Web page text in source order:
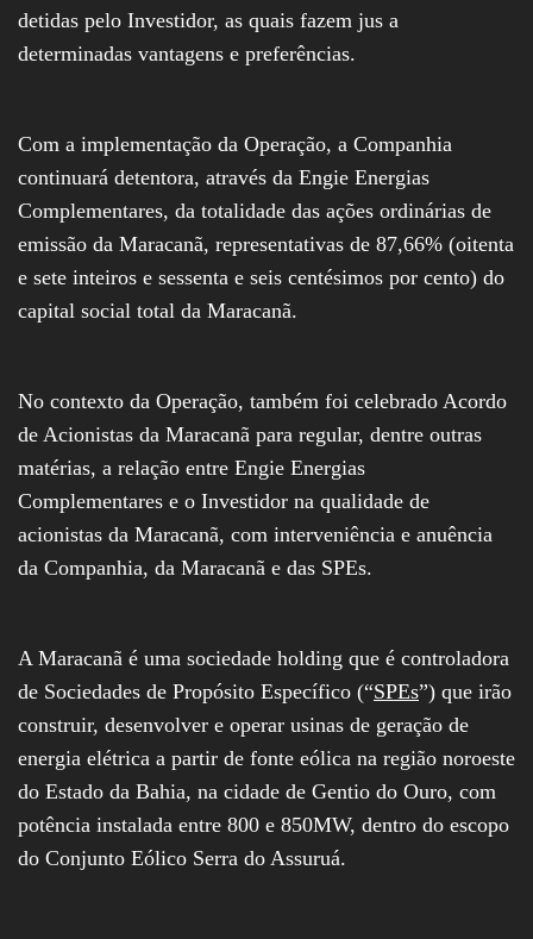
detidas pelo Investidor, as quais fazem jus a
determinadas vantagens e preferências.
Com a implementação da Operação, a Companhia
continuará detentora, através da Engie Energias
Complementares, da totalidade das ações ordinárias de
emissão da Maracanã, representativas de 87,66% (oitenta
e sete inteiros e sessenta e seis centésimos por cento) do
capital social total da Maracanã.
No contexto da Operação, também foi celebrado Acordo
de Acionistas da Maracanã para regular, dentre outras
matérias, a relação entre Engie Energias
Complementares e o Investidor na qualidade de
acionistas da Maracanã, com interveniência e anuência
da Companhia, da Maracanã e das SPEs.
A Maracanã é uma sociedade holding que é controladora
de Sociedades de Propósito Específico (“SPEs”) que irão
construir, desenvolver e operar usinas de geração de
energia elétrica a partir de fonte eólica na região noroeste
do Estado da Bahia, na cidade de Gentio do Ouro, com
potência instalada entre 800 e 850MW, dentro do escopo
do Conjunto Eólico Serra do Assuruá.